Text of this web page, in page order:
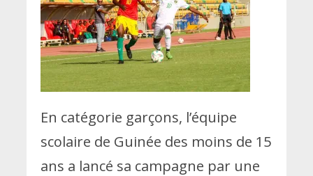
En catégorie garçons, l’équipe
scolaire de Guinée des moins de 15
ans a lancé sa campagne par une